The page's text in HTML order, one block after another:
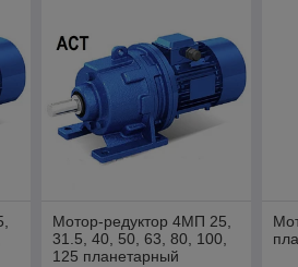
Мотор-редуктор 4МП 25,
31.5, 40, 50, 63, 80, 100,
125 планетарный